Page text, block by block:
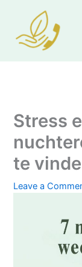
content
Stress
te
Leave a